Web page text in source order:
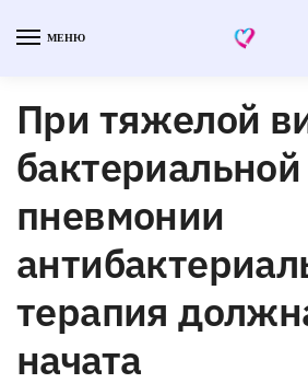
МЕНЮ
При тяжелой
бактериальной
пневмонии
терапия
начата